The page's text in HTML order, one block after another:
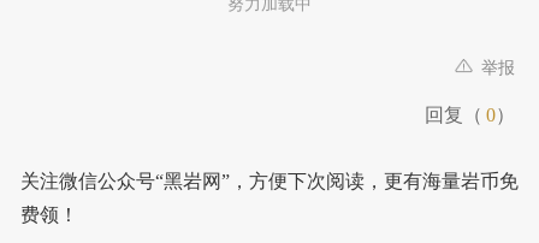
努力加载中
举报
回复（ 0）
关注微信公众号“黑岩网”，方便下次阅读，更有海量岩币免
费领！